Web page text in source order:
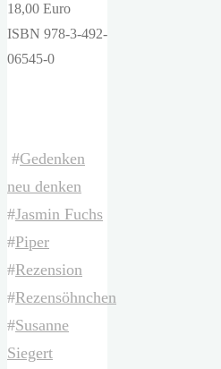
18,00 Euro
ISBN 978-3-492-
06545-0
#Gedenken
neu denken
#Jasmin Fuchs
#Piper
#Rezension
#Rezensöhnchen
#Susanne
Siegert